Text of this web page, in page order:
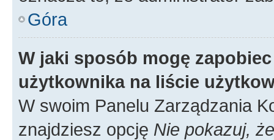
Góra
W jaki sposób mogę
użytkownika na liście
W swoim Panelu Zarządzania
znajdziesz opcję Nie pokazuj,